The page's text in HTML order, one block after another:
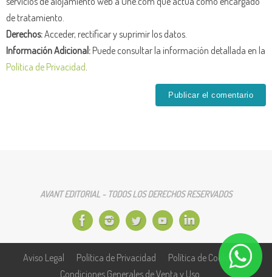
de tratamiento.
Derechos:Acceder, rectificar y suprimir los datos.
Información Adicional:Puede consultar la información detallada en la
Política de Privacidad
AVANT EDITORIAL - TODOS LOS DERECHOS RESERVADOS
Aviso Legal Política de Privacidad
Política de Cookies
Condiciones Generales de Venta y Uso